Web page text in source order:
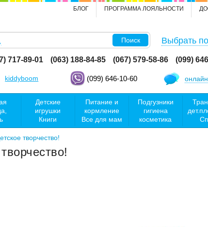
ПРОГРАММА ЛОЯЛЬНОСТИ
БЛОГ
Поиск Выбрать
717-89-01 (063) 188-84-85 (067) 579-58-86 (099)
kiddyboom (099) 646-10-60
Детские
игрушки
Книги
Питание и
кормление
Все для мам
Подгузники
гигиена
косметика
творчество!